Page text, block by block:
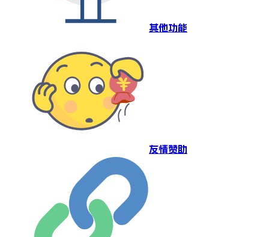
其他功能
友情赞助